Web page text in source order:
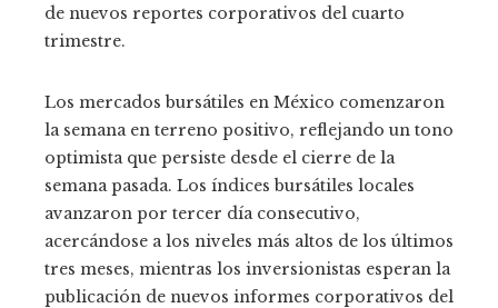
de nuevos reportes corporativos del cuarto
trimestre.
Los mercados bursátiles en México comenzaron
la semana en terreno positivo, reflejando un tono
optimista que persiste desde el cierre de la
semana pasada. Los índices bursátiles locales
avanzaron por tercer día consecutivo,
acercándose a los niveles más altos de los últimos
tres meses, mientras los inversionistas esperan la
publicación de nuevos informes corporativos del